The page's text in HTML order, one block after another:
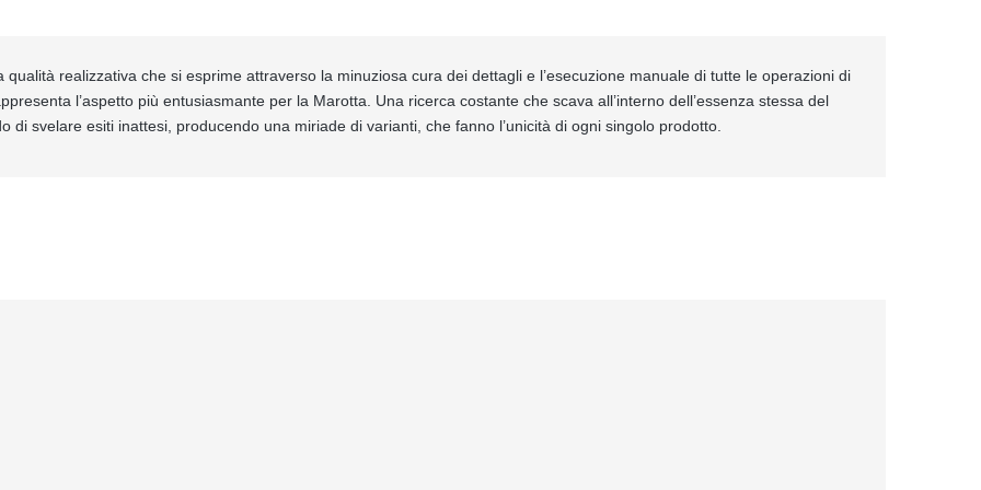
realizzativa che si esprime attraverso la minuziosa cura dei dettagli e l’esecuzione manuale di tutte le operazioni di
l’aspetto più entusiasmante per la Marotta. Una ricerca costante che scava all’interno dell’essenza stessa del
svelare esiti inattesi, producendo una miriade di varianti, che fanno l’unicità di ogni singolo prodotto.